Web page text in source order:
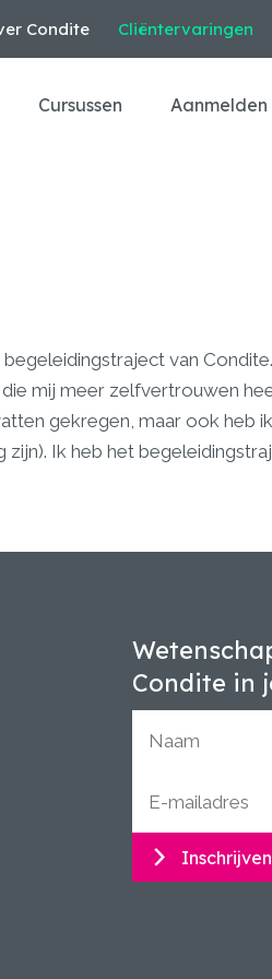
Condite Cliëntervaringen
Cursussen
van
mij meer zelfvertrouwen
gekregen, maar ook heb
zijn). Ik heb het
Condite in
Inschrijven